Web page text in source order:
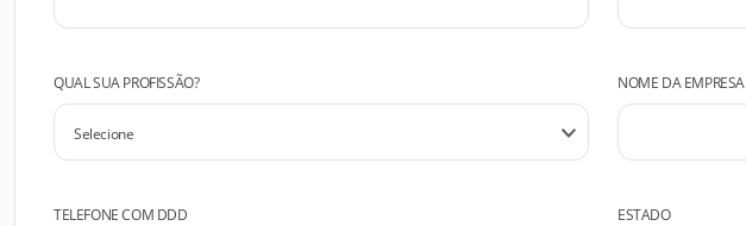
QUAL SUA PROFISSÃO? NOME DA EMPRESA
TELEFONE COM DDD ESTADO